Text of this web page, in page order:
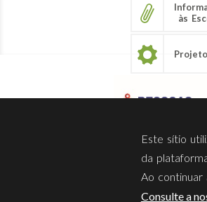
às
Sobre
Este sítio
da
Ao continuar
Consulte a